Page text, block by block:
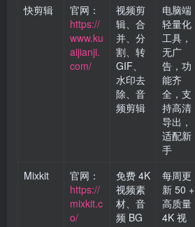
快剪辑
官网：
https://
www.ku
aijianji.
com/
视频剪
辑、合
并、分
割、转
GIF、
水印去
除、音
频剪辑
电脑端
轻量化
工具，
无广
告，功
能齐
全，支
持高清
导出，
适配新
手
Mixkit
官网：
https://
mixkit.c
o/
免费 4K
视频素
材、音
频 BG
每周更
新 50 +
高质量
4K 视